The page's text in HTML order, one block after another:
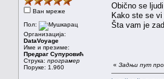
Ван мреже
Пол:
Организација:
DataVoyage
Име и презиме:
Предраг Супуровић
Струка: програмер
Поруке: 1.960
Obično se
Kako ste se
Šta vam je
« Задњи пут